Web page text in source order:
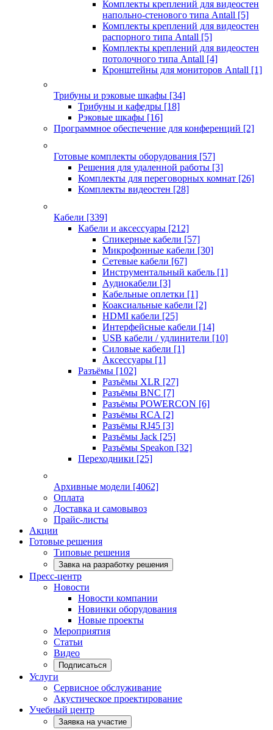
Комплекты креплений для видеостен
напольно-стенового типа Antall [5]
Комплекты креплений для видеостен
распорного типа Antall [5]
Комплекты креплений для видеостен
потолочного типа Antall [4]
Кронштейны для мониторов Antall [1]
Трибуны и рэковые шкафы [34]
Трибуны и кафедры [18]
Рэковые шкафы [16]
Программное обеспечение для конференций [2]
Готовые комплекты оборудования [57]
Решения для удаленной работы [3]
Комплекты для переговорных комнат [26]
Комплекты видеостен [28]
Кабели [339]
Кабели и аксессуары [212]
Спикерные кабели [57]
Микрофонные кабели [30]
Сетевые кабели [67]
Инструментальный кабель [1]
Аудиокабели [3]
Кабельные оплетки [1]
Коаксиальные кабели [2]
HDMI кабели [25]
Интерфейсные кабели [14]
USB кабели / удлинители [10]
Силовые кабели [1]
Аксессуары [1]
Разъёмы [102]
Разъёмы XLR [27]
Разъёмы BNC [7]
Разъёмы POWERCON [6]
Разъёмы RCA [2]
Разъёмы RJ45 [3]
Разъёмы Jack [25]
Разъёмы Speakon [32]
Переходники [25]
Архивные модели [4062]
Оплата
Доставка и самовывоз
Прайс-листы
Акции
Готовые решения
Типовые решения
Завка на разработку решения
Пресс-центр
Новости
Новости компании
Новинки оборудования
Новые проекты
Мероприятия
Статьи
Видео
Подписаться
Услуги
Сервисное обслуживание
Акустическое проектирование
Учебный центр
Заявка на участие